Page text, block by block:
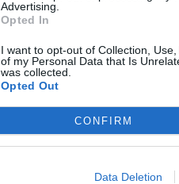
Advertising.
Opted In
I want to opt-out of Collection,
of my Personal Data that Is
was collected.
Opted Out
CONFIRM
Data Deletion